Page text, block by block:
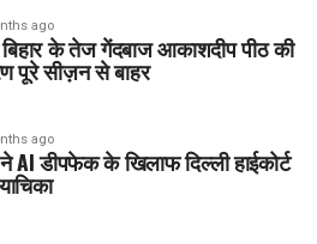
ago
के तेज गेंदबाज आकाशदीप पीठ की
पूरे सीज़न से बाहर
ago
AI डीपफेक के खिलाफ दिल्ली हाईकोर्ट